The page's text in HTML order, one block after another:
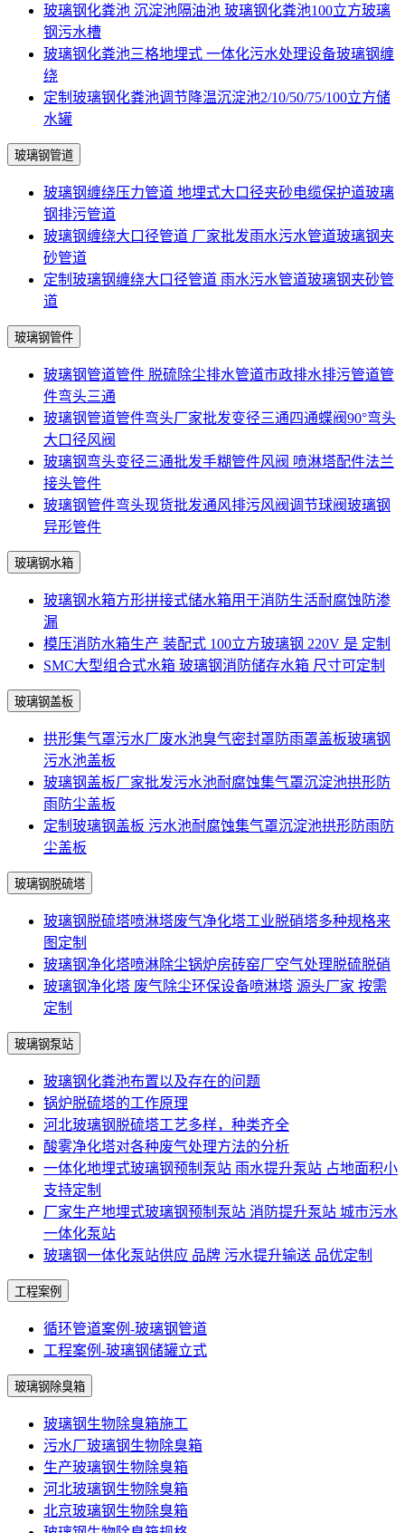
玻璃钢化粪池 沉淀池隔油池 玻璃钢化粪池100立方玻璃
钢污水槽
玻璃钢化粪池三格地埋式 一体化污水处理设备玻璃钢缠
绕
定制玻璃钢化粪池调节降温沉淀池2/10/50/75/100立方储
水罐
玻璃钢管道
玻璃钢缠绕压力管道 地埋式大口径夹砂电缆保护道玻璃
钢排污管道
玻璃钢缠绕大口径管道 厂家批发雨水污水管道玻璃钢夹
砂管道
定制玻璃钢缠绕大口径管道 雨水污水管道玻璃钢夹砂管
道
玻璃钢管件
玻璃钢管道管件 脱硫除尘排水管道市政排水排污管道管
件弯头三通
玻璃钢管道管件弯头厂家批发变径三通四通蝶阀90°弯头
大口径风阀
玻璃钢弯头变径三通批发手糊管件风阀 喷淋塔配件法兰
接头管件
玻璃钢管件弯头现货批发通风排污风阀调节球阀玻璃钢
异形管件
玻璃钢水箱
玻璃钢水箱方形拼接式储水箱用于消防生活耐腐蚀防渗
漏
模压消防水箱生产 装配式 100立方玻璃钢 220V 是 定制
SMC大型组合式水箱 玻璃钢消防储存水箱 尺寸可定制
玻璃钢盖板
拱形集气罩污水厂废水池臭气密封罩防雨罩盖板玻璃钢
污水池盖板
玻璃钢盖板厂家批发污水池耐腐蚀集气罩沉淀池拱形防
雨防尘盖板
定制玻璃钢盖板 污水池耐腐蚀集气罩沉淀池拱形防雨防
尘盖板
玻璃钢脱硫塔
玻璃钢脱硫塔喷淋塔废气净化塔工业脱硝塔多种规格来
图定制
玻璃钢净化塔喷淋除尘锅炉房砖窑厂空气处理脱硫脱硝
玻璃钢净化塔 废气除尘环保设备喷淋塔 源头厂家 按需
定制
玻璃钢泵站
玻璃钢化粪池布置以及存在的问题
锅炉脱硫塔的工作原理
河北玻璃钢脱硫塔工艺多样，种类齐全
酸雾净化塔对各种废气处理方法的分析
一体化地埋式玻璃钢预制泵站 雨水提升泵站 占地面积小
支持定制
厂家生产地埋式玻璃钢预制泵站 消防提升泵站 城市污水
一体化泵站
玻璃钢一体化泵站供应 品牌 污水提升输送 品优定制
工程案例
循环管道案例-玻璃钢管道
工程案例-玻璃钢储罐立式
玻璃钢除臭箱
玻璃钢生物除臭箱施工
污水厂玻璃钢生物除臭箱
生产玻璃钢生物除臭箱
河北玻璃钢生物除臭箱
北京玻璃钢生物除臭箱